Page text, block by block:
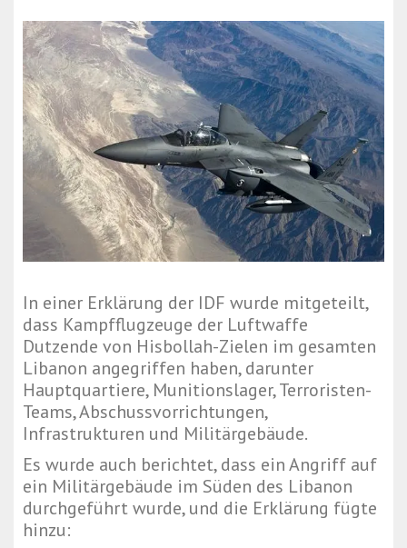
In einer Erklärung der IDF wurde mitgeteilt,
dass Kampfflugzeuge der Luftwaffe
Dutzende von Hisbollah-Zielen im gesamten
Libanon angegriffen haben, darunter
Hauptquartiere, Munitionslager, Terroristen-
Teams, Abschussvorrichtungen,
Infrastrukturen und Militärgebäude.
Es wurde auch berichtet, dass ein Angriff auf
ein Militärgebäude im Süden des Libanon
durchgeführt wurde, und die Erklärung fügte
hinzu: